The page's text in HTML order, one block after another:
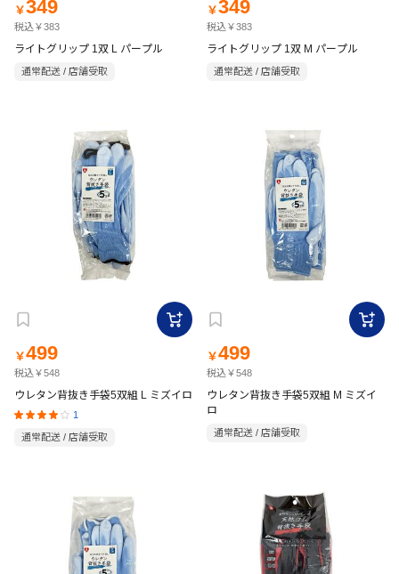
￥349
税込￥383
ライトグリップ 1双 L パープル
通常配送 / 店舗受取
￥349
税込￥383
ライトグリップ 1双 M パープル
通常配送 / 店舗受取
￥499
税込￥548
ウレタン背抜き手袋5双組 L ミズイロ
1
通常配送 / 店舗受取
￥499
税込￥548
ウレタン背抜き手袋5双組 M ミズイ
ロ
通常配送 / 店舗受取